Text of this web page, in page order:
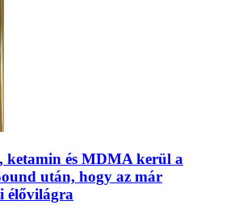
és MDMA kerül a
után, hogy az már
élővilágra